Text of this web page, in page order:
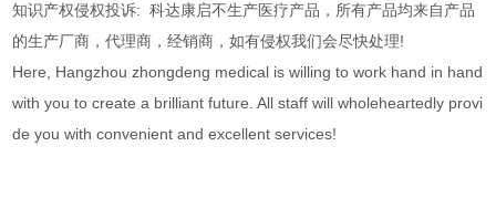
知识产权侵权投诉: 科达康启不生产医疗产品，所有产品均来自产品
的生产厂商，代理商，经销商，如有侵权我们会尽快处理!
Here, Hangzhou zhongdeng medical is willing to work hand in hand
with you to create a brilliant future. All staff will wholeheartedly provi
de you with convenient and excellent services!